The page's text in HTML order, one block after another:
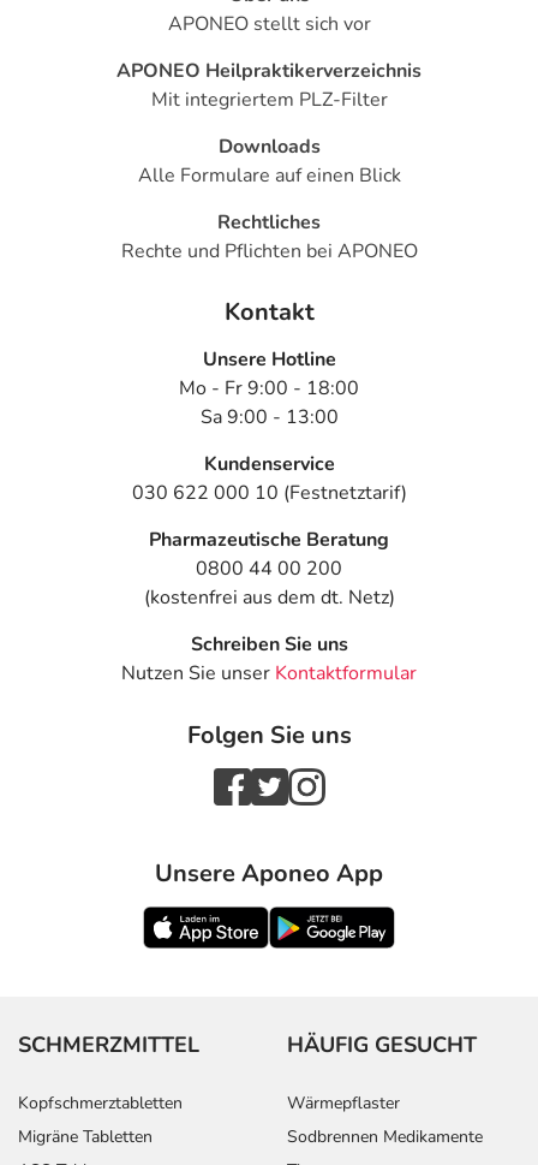
APONEO stellt sich vor
APONEO Heilpraktikerverzeichnis
Mit integriertem PLZ-Filter
Downloads
Alle Formulare auf einen Blick
Rechtliches
Rechte und Pflichten bei APONEO
Kontakt
Unsere Hotline
Mo - Fr 9:00 - 18:00
Sa 9:00 - 13:00
Kundenservice
030 622 000 10 (Festnetztarif)
Pharmazeutische Beratung
0800 44 00 200
(kostenfrei aus dem dt. Netz)
Schreiben Sie uns
Nutzen Sie unser Kontaktformular
Folgen Sie uns
Unsere Aponeo App
SCHMERZMITTEL
Kopfschmerztabletten
Migräne Tabletten
HÄUFIG GESUCHT
Wärmepflaster
Sodbrennen Medikamente